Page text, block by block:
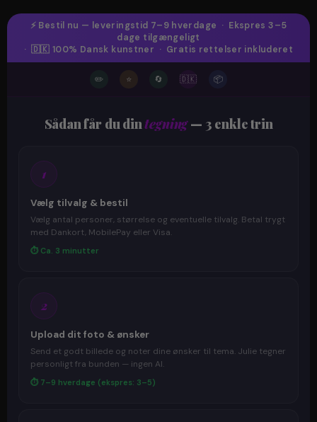
⚡ Bestil nu — leveringstid 7–9 hverdage · Ekspres 3–5
dage tilgængeligt
· 🇩🇰 100% Dansk kunstner · Gratis rettelser inkluderet
✏️ ⭐ 🔄 🇩🇰 📦
Sådan får du dintegning— 3 enkle trin
1
Vælg tilvalg & bestil
Vælg antal personer, størrelse og eventuelle tilvalg. Betal trygt
med Dankort, MobilePay eller Visa.
⏱ Ca. 3 minutter
2
Upload dit foto & ønsker
Send et godt billede og noter dine ønsker til tema. Julie tegner
personligt fra bunden — ingen AI.
⏱ 7–9 hverdage (ekspres: 3–5)